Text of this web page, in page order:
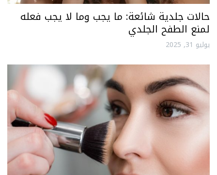
حالات جلدية شائعة: ما يجب وما لا يجب فعله
لمنع الطفح الجلدي
يوليو 31, 2025